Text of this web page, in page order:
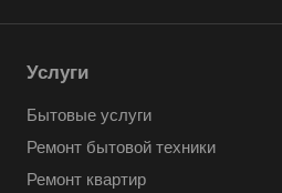
Услуги
Бытовые услуги
Ремонт бытовой техники
Ремонт квартир